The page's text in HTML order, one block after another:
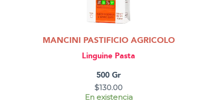
MANCINI PASTIFICIO AGRICOLO
Linguine Pasta
500 Gr
$130.00
En existencia